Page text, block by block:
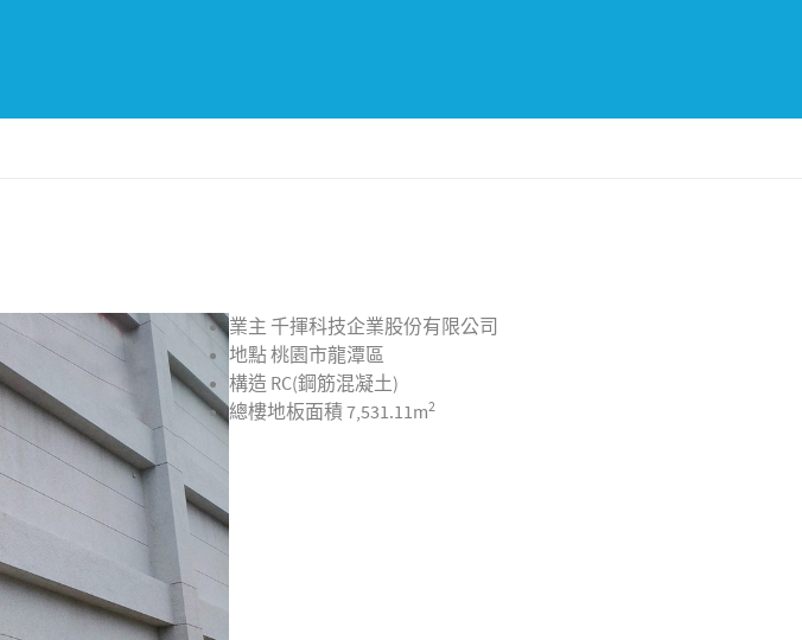
業主 千揮科技企業股份有限公司
地點桃園市龍潭區
構造 RC(鋼筋混凝土)
總樓地板面積 7,531.11m2